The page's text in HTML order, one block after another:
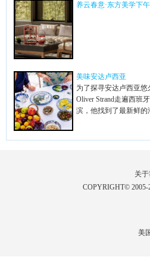
养云春意·东方美学下
美味安达卢西亚
为了探寻安达卢西亚悠
Oliver Strand走遍西班
滨，他找到了最新鲜的
关
COPYRIGHT© 2005-
美